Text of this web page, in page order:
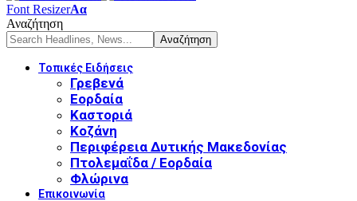
Font ResizerΑα
Αναζήτηση
Τοπικές Ειδήσεις
Γρεβενά
Εορδαία
Καστοριά
Κοζάνη
Περιφέρεια Δυτικής Μακεδονίας
Πτολεμαΐδα / Εορδαία
Φλώρινα
Επικοινωνία